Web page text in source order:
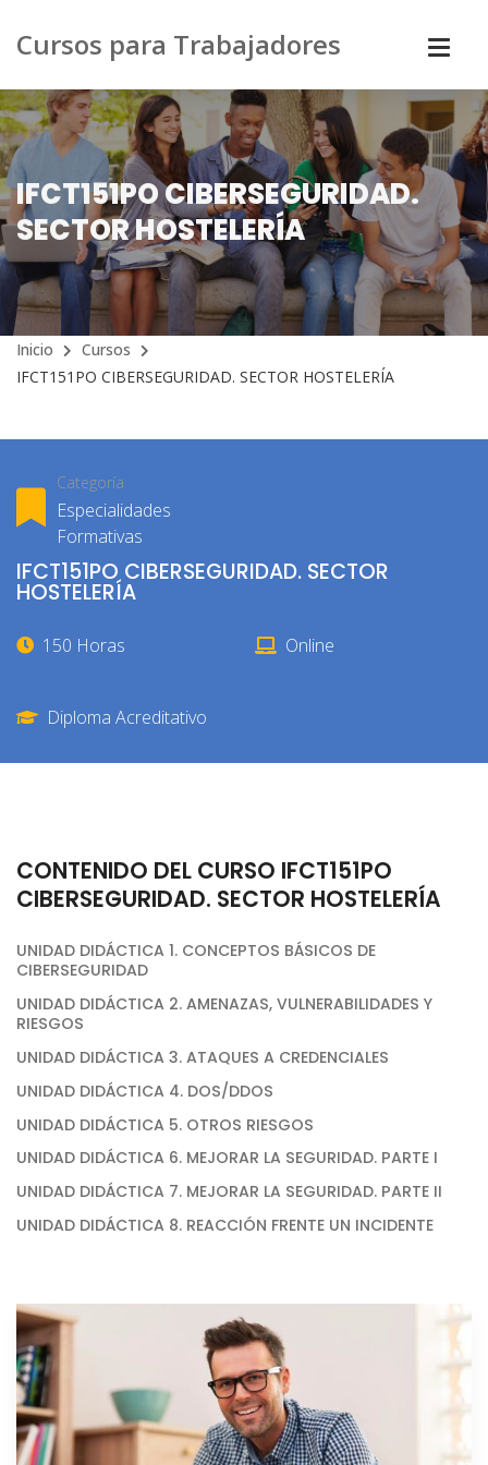
Cursos para Trabajadores
IFCT151PO CIBERSEGURIDAD.
SECTOR HOSTELERÍA
Inicio
Cursos
IFCT151PO CIBERSEGURIDAD. SECTOR HOSTELERÍA
Categoría
Especialidades
Formativas
IFCT151PO CIBERSEGURIDAD. SECTOR
HOSTELERÍA
150 Horas Online
Diploma Acreditativo
CONTENIDO DEL CURSO IFCT151PO
CIBERSEGURIDAD. SECTOR HOSTELERÍA
UNIDAD DIDÁCTICA 1. CONCEPTOS BÁSICOS DE
CIBERSEGURIDAD
UNIDAD DIDÁCTICA 2. AMENAZAS, VULNERABILIDADES Y
RIESGOS
UNIDAD DIDÁCTICA 3. ATAQUES A CREDENCIALES
UNIDAD DIDÁCTICA 4. DOS/DDOS
UNIDAD DIDÁCTICA 5. OTROS RIESGOS
UNIDAD DIDÁCTICA 6. MEJORAR LA SEGURIDAD. PARTE I
UNIDAD DIDÁCTICA 7. MEJORAR LA SEGURIDAD. PARTE II
UNIDAD DIDÁCTICA 8. REACCIÓN FRENTE UN INCIDENTE